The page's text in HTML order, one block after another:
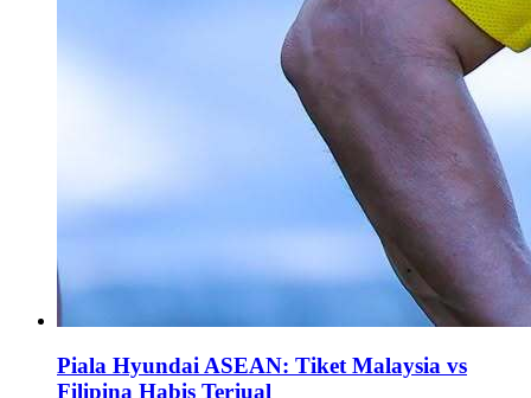
Piala Hyundai ASEAN: Tiket Malaysia vs
Filipina Habis Terjual